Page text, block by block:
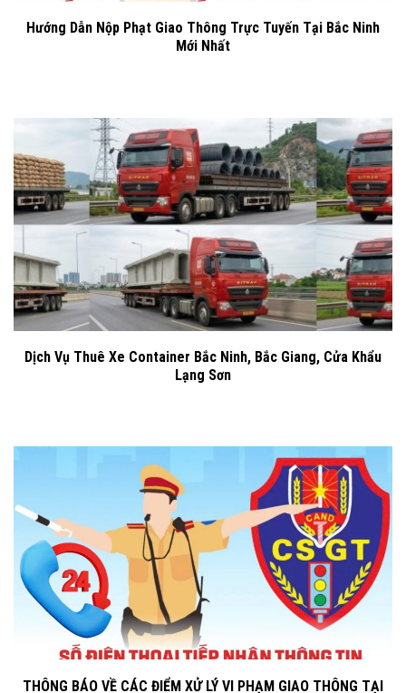
Hướng Dẫn Nộp Phạt Giao Thông Trực Tuyến Tại Bắc Ninh
Mới Nhất
Dịch Vụ Thuê Xe Container Bắc Ninh, Bắc Giang, Cửa Khẩu
Lạng Sơn
THÔNG BÁO VỀ CÁC ĐIỂM XỬ LÝ VI PHẠM GIAO THÔNG TẠI